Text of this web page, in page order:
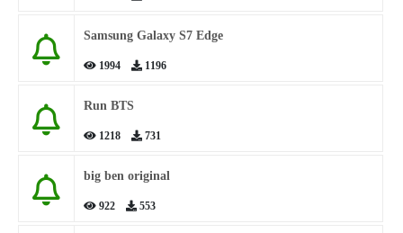
Samsung Galaxy S7 Edge
1994 1196
Run BTS
1218 731
big ben original
922 553